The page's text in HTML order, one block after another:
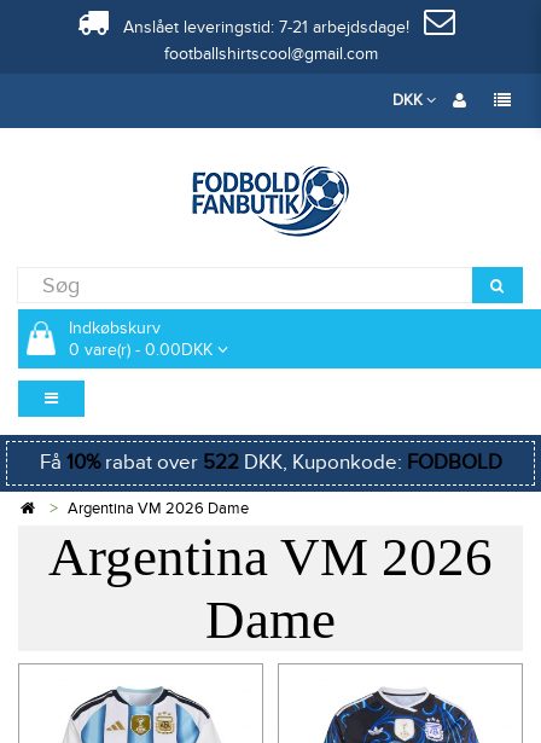
Anslået leveringstid: 7-21 arbejdsdage!
footballshirtscool@gmail.com
DKK
Indkøbskurv
0 vare(r) - 0.00DKK
Få 10%rabat over 522DKK, Kuponkode: FODBOLD
Argentina VM 2026 Dame
Argentina VM 2026
Dame